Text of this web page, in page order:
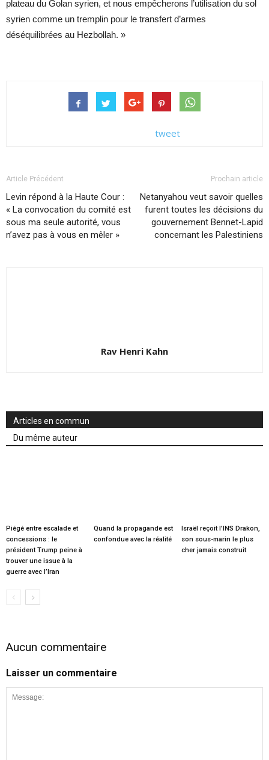
plateau du Golan syrien, et nous empêcherons l’utilisation du sol
syrien comme un tremplin pour le transfert d’armes
déséquilibrées au Hezbollah. »
tweet
Article Précédent
Levin répond à la Haute Cour :
« La convocation du comité est
sous ma seule autorité, vous
n’avez pas à vous en mêler »
Prochain article
Netanyahou veut savoir quelles
furent toutes les décisions du
gouvernement Bennet-Lapid
concernant les Palestiniens
Rav Henri Kahn
Articles en commun
Du même auteur
Piégé entre escalade et
concessions : le
président Trump peine à
trouver une issue à la
guerre avec l’Iran
Quand la propagande est
confondue avec la réalité
Israël reçoit l’INS Drakon,
son sous-marin le plus
cher jamais construit
Aucun commentaire
Laisser un commentaire